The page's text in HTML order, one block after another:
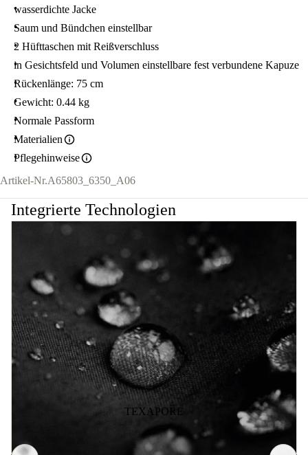
wasserdichte Jacke
Saum und Bündchen einstellbar
2 Hüfttaschen mit Reißverschluss
in Gesichtsfeld und Volumen einstellbare fest verbundene Kapuze
Rückenlänge: 75 cm
Gewicht: 0.44 kg
Normale Passform
Materialien
Pflegehinweise
Artikel-Nr.A65803_6350_A06
Integrierte Technologien
TEXAPORE